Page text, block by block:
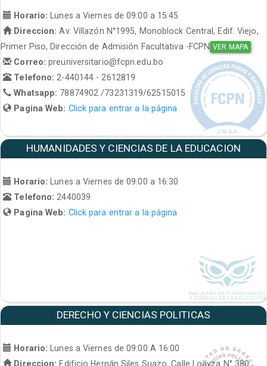
Horario:
Lunes a Viernes de 09:00 a 15:45
Direccion: Av. Villazón N°1995, Monoblock Central, Edif. Viejo,
Primer Piso, Dirección de Admisión Facultativa -FCPN VER MAPA
Correo:preuniversitario@fcpn.edu.bo
Telefono: 2-440144 - 2612819
Whatsapp: 78874902 /73231319/62515015
Pagina Web: Click para entrar a la página
HUMANIDADES Y CIENCIAS DE LA EDUCACION
Horario: Lunes a Viernes de 09:00 a 16:30
Telefono:2440039
Pagina Web: Click para entrar a la página
DERECHO Y CIENCIAS POLITICAS
Horario:
Lunes a Viernes de 09:00 A 16:00
Direccion: Edificio Hernán Siles Suazo, Calle Loayza N° 380